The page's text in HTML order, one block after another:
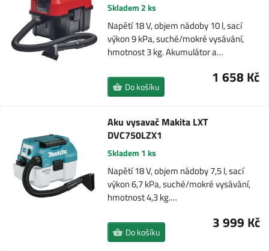
Skladem 2 ks
Napětí 18 V, objem nádoby 10 l, sací
výkon 9 kPa, suché/mokré vysávání,
hmotnost 3 kg. Akumulátor a…
1 658 Kč
Do košíku
Aku vysavač Makita LXT
DVC750LZX1
Skladem 1 ks
Napětí 18 V, objem nádoby 7,5 l, sací
výkon 6,7 kPa, suché/mokré vysávání,
hmotnost 4,3 kg.…
3 999 Kč
Do košíku